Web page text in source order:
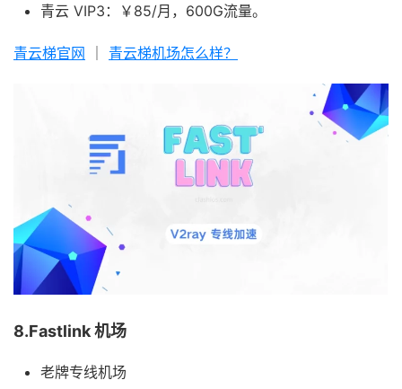
青云 VIP3：￥85/月，600G流量。
青云梯官网 青云梯机场怎么样？
8.Fastlink 机场
老牌专线机场